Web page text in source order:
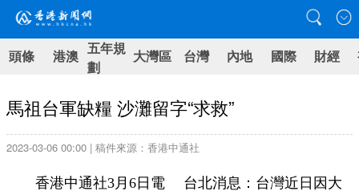
頭條 港澳 五年規
劃
大灣區 台灣 內地 國際 財經
馬祖台軍缺糧 沙灘留字“求救”
2023-03-06 00:00 | 稿件來源：香港中通社
香港中通社3月6日電 台北消息：台灣近日因大